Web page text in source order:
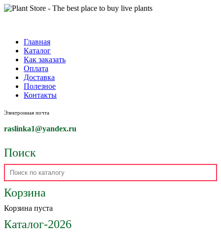
Главная
Каталог
Как заказать
Оплата
Доставка
Полезное
Контакты
Электронная почта
raslinka1@yandex.ru
Поиск
Корзина
Корзина пуста
Каталог-2026